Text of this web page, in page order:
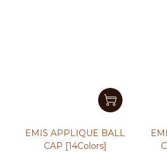
EMIS APPLIQUE BALL
CAP [14Colors]